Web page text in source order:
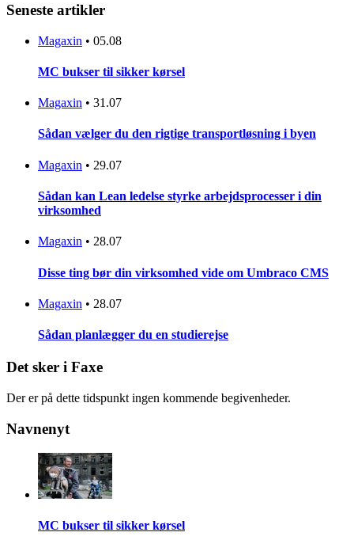
Seneste artikler
Magaxin • 05.08
MC bukser til sikker kørsel
Magaxin • 31.07
Sådan vælger du den rigtige transportløsning i byen
Magaxin • 29.07
Sådan kan Lean ledelse styrke arbejdsprocesser i din
virksomhed
Magaxin • 28.07
Disse ting bør din virksomhed vide om Umbraco CMS
Magaxin • 28.07
Sådan planlægger du en studierejse
Det sker i Faxe
Der er på dette tidspunkt ingen kommende begivenheder.
Navnenyt
MC bukser til sikker kørsel